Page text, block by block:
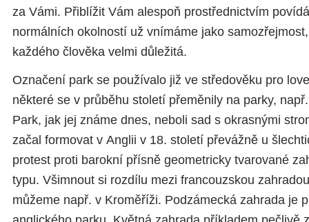
za Vámi. Přiblížit Vám alespoň prostřednictvím
normálních okolností už vnímáme jako
každého člověka velmi důležitá.
Označení park se používalo již ve středověku pro
některé se v průběhu století přeměnily na parky,
Park, jak jej známe dnes, neboli sad s okrasnými
začal formovat v Anglii v 18. století převážně u
protest proti barokní přísně geometricky tvarované
typu. Všimnout si rozdílu mezi francouzskou
můžeme např. v Kroměříži. Podzámecká zahrada je